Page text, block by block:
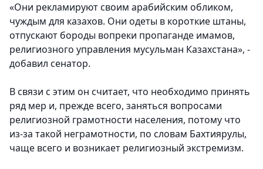
«Они рекламируют своим арабийским обликом,
чуждым для казахов. Они одеты в короткие штаны,
отпускают бороды вопреки пропаганде имамов,
религиозного управления мусульман Казахстана», -
добавил сенатор.
В связи с этим он считает, что необходимо принять
ряд мер и, прежде всего, заняться вопросами
религиозной грамотности населения, потому что
из-за такой неграмотности, по словам Бахтиярулы,
чаще всего и возникает религиозный экстремизм.